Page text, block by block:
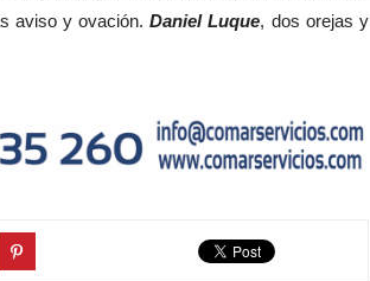
aviso y ovación.Daniel Luque, dos orejas y